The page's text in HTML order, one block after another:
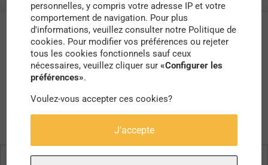
personnelles, y compris votre adresse IP et votre
comportement de navigation. Pour plus
d'informations, veuillez consulter notre Politique de
cookies. Pour modifier vos préférences ou rejeter
tous les cookies fonctionnels sauf ceux
nécessaires, veuillez cliquer sur«Configurer les
préférences».
Voulez-vous accepter ces cookies?
J'accepte